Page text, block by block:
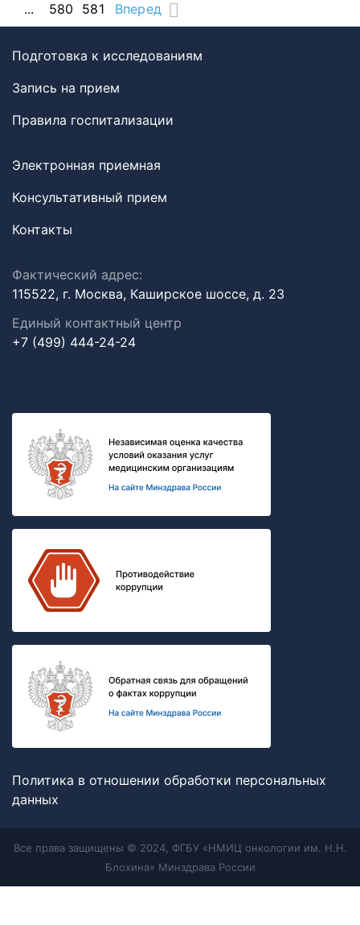
...
580 581 Вперед
Подготовка к исследованиям
Запись на прием
Правила госпитализации
Электронная приемная
Консультативный прием
Контакты
Фактический адрес:
115522, г. Москва, Каширское шоссе, д. 23
Единый контактный центр
+7 (499) 444-24-24
Политика в отношении обработки персональных
данных
Все права защищены © 2024, ФГБУ «НМИЦ онкологии им. Н.Н.
Блохина» Минздрава России